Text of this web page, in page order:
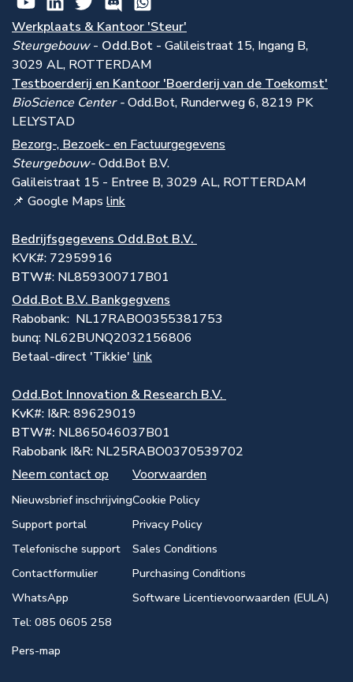
Werkplaats & Kantoor 'Steur'
Steurgebouw- Odd.Bot - Galileistraat 15, Ingang B,
3029 AL, ROTTERDAM
Testboerderij en Kantoor 'Boerderij van de Toekomst'
BioScience Center -Odd.Bot, Runderweg 6, 8219 PK
LELYSTAD
Bezorg-, Bezoek- en Factuurgegevens
Steurgebouw-Odd.Bot B.V.
Galileistraat 15 - Entree B, 3029 AL, ROTTERDAM
📌 Google Maps link
Bedrijfsgegevens Odd.Bot B.V.
KVK#: 72959916
BTW#: NL859300717B01
Odd.Bot B.V. Bankgegvens
Rabobank: NL17RABO0355381753
bunq: NL62BUNQ2032156806
Betaal-direct 'Tikkie' link
Odd.Bot Innovation & Research B.V.
KvK#: I&R: 89629019
BTW#: NL865046037B01
Rabobank I&R: NL25RABO0370539702
Neem contact op
Nieuwsbrief inschrijving
Support portal
Telefonische support
Contactformulier
WhatsApp
Tel: 085 0605 258
Voorwaarden
Cookie Policy
Privacy Policy
Sales Conditions
Purchasing Conditions
Software Licentievoorwaarden (EULA)
Pers-map